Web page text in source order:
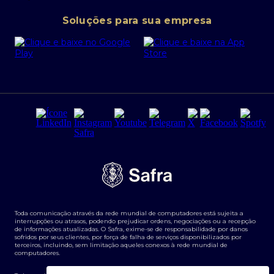
Portal da Privacidade
PRSAC
Regras e Parâmetros de Atuação Banco Safra
Segurança da Informação
Tarifas e serviços Pessoa Física
Transparência de remuneração
Termos e Condições para Portabilidade de Investimento
Cartão Safra Empresas
Empréstimo e financiamentos PJ
Derivativos
Agronegócios
Soluções para sua empresa
Toda comunicação através da rede mundial de computadores está sujeita a
interrupções ou atrasos, podendo prejudicar ordens, negociações ou a recepção
de informações atualizadas. O Safra, exime-se de responsabilidade por danos
sofridos por seus clientes, por força de falha de serviços disponibilizados por
terceiros, incluindo, sem limitação aqueles conexos à rede mundial de
computadores.